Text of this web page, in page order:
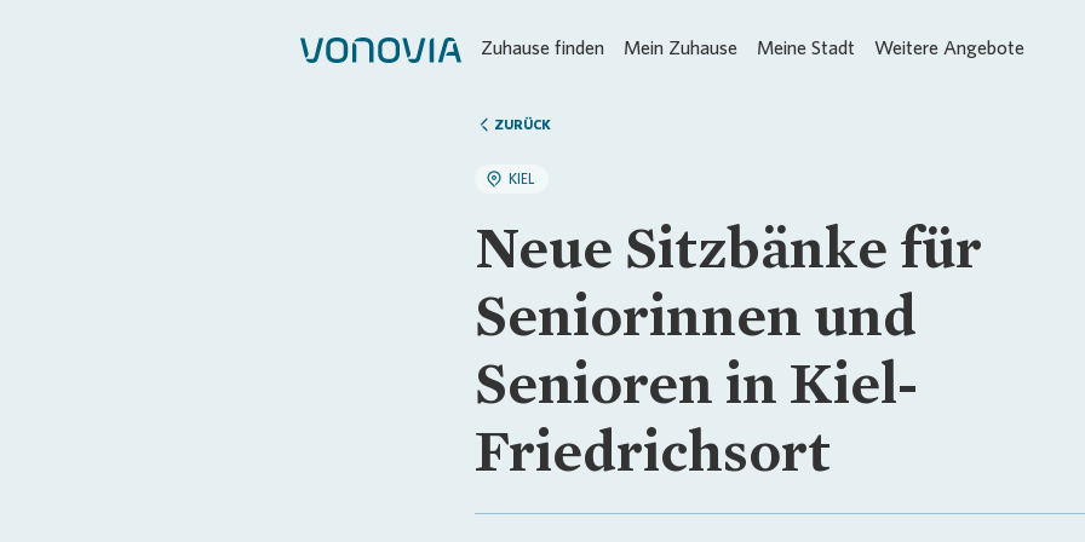
Zuhause finden Mein Zuhause Meine Stadt Weitere Angebote
ZURÜCK
KIEL
Neue Sitzbänke für
Seniorinnen und
Senioren in Kiel-
Friedrichsort